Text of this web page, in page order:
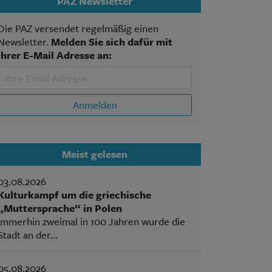
PAZ versendet regelmäßig einen
Melden Sie sich dafür mit
E-Mail Adresse an:
Anmelden
Meist gelesen
um die griechische
in Polen
zweimal in 100 Jahren wurde die
an der...